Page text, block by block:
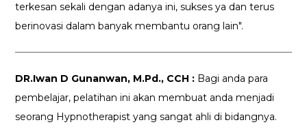
terkesan sekali dengan adanya ini, sukses ya dan terus
berinovasi dalam banyak membantu orang lain".
DR.Iwan D Gunanwan, M.Pd., CCH : Bagi anda para
pembelajar, pelatihan ini akan membuat anda menjadi
seorang Hypnotherapist yang sangat ahli di bidangnya.